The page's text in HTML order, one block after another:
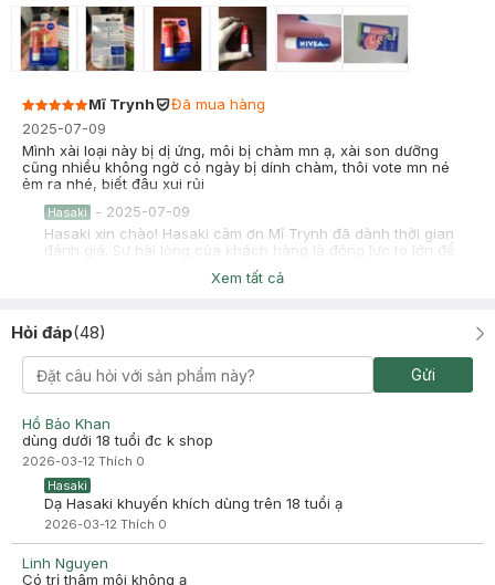
Mĩ Trynh
Đã mua hàng
2025-07-09
Mình xài loại này bị dị ứng, môi bị chàm mn ạ, xài son dưỡng
cũng nhiều không ngờ có ngày bị dính chàm, thôi vote mn né
ẻm ra nhé, biết đâu xui rủi
Hasaki - 2025-07-09
Hasaki xin chào! Hasaki cảm ơn Mĩ Trynh đã dành thời gian
đánh giá. Sự hài lòng của khách hàng là động lực to lớn để
Hasaki ngày càng phát triển hơn nữa về chất lượng dịch vụ.
Cảm ơn bạn đã tin tưởng và mua sắm tại Hasaki!
2025-06-06
2 cây giá 60k hả shop
Hasaki -2025-06-06
Hasaki xin chào! Hasaki cảm ơn Hồng Dung đã dành thời gian
đánh giá. Sự hài lòng của khách hàng là động lực to lớn để
Hasaki ngày càng phát triển hơn nữa về chất lượng dịch vụ.
Cảm ơn bạn đã tin tưởng và mua sắm tại Hasaki!
Xem tất cả
Hỏi đáp(48)
Gửi
Hồ Bảo Khan
dùng dưới 18 tuổi đc k shop
2026-03-12 Thích 0
Hasaki
Dạ Hasaki khuyến khích dùng trên 18 tuổi ạ
2026-03-12 Thích 0
Linh Nguyen
Có trị thâm môi không ạ